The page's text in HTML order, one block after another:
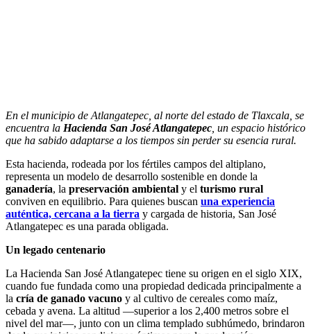
En el municipio de Atlangatepec, al norte del estado de Tlaxcala, se
encuentra la Hacienda San José Atlangatepec , un espacio histórico
que ha sabido adaptarse a los tiempos sin perder su esencia rural.
Esta hacienda, rodeada por los fértiles campos del altiplano,
representa un modelo de desarrollo sostenible en donde la
ganadería, la preservación ambiental y el turismo rural
conviven en equilibrio. Para quienes buscan una experiencia
auténtica, cercana a la tierra y cargada de historia, San José
Atlangatepec es una parada obligada.
Un legado centenario
La Hacienda San José Atlangatepec tiene su origen en el siglo XIX,
cuando fue fundada como una propiedad dedicada principalmente a
la cría de ganado vacuno y al cultivo de cereales como maíz,
cebada y avena. La altitud —superior a los 2,400 metros sobre el
nivel del mar—, junto con un clima templado subhúmedo, brindaron